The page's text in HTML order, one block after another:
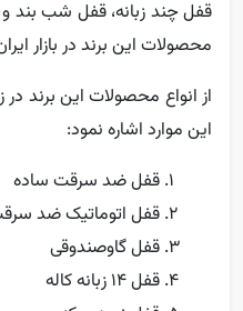
قفل چند زبانه، قفل شب
محصولات این برند در بازار
از انواع محصولات این برند
این موارد اشاره نمود:
قفل ضد سرقت ساده
قفل اتوماتیک ضد
قفل گاوصندوقی
قفل 14 زبانه کاله